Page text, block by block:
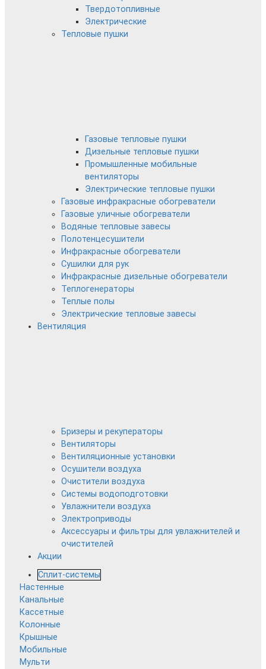
Твердотопливные
Электрические
Тепловые пушки
Газовые тепловые пушки
Дизельные тепловые пушки
Промышленные мобильные
вентиляторы
Электрические тепловые пушки
Газовые инфракрасные обогреватели
Газовые уличные обогреватели
Водяные тепловые завесы
Полотенцесушители
Инфракрасные обогреватели
Сушилки для рук
Инфракрасные дизельные обогреватели
Теплогенераторы
Теплые полы
Электрические тепловые завесы
Вентиляция
Бризеры и рекуператоры
Вентиляторы
Вентиляционные установки
Осушители воздуха
Очистители воздуха
Системы водоподготовки
Увлажнители воздуха
Электроприводы
Аксессуары и фильтры для увлажнителей и
очистителей
Акции
Сплит-системы
Настенные
Канальные
Кассетные
Колонные
Крышные
Мобильные
Мульти